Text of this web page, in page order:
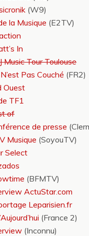
(W9)
la Musique (E2TV)
In
Music Tour Toulouse
Pas Couché (FR2)
Ouest
TF1
of
de presse
Musique (SoyouTV)
Select
(BFMTV)
ActuStar.com
Leparisien.fr
(France 2)
(Inconnu)